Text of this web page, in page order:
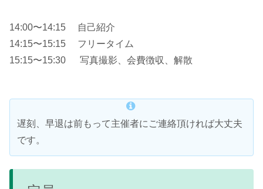
14:00〜14:15 自己紹介
14:15〜15:15 フリータイム
15:15〜15:30 写真撮影、会費徴収、解散
遅刻、早退は前もって主催者にご連絡頂ければ大丈夫
です。